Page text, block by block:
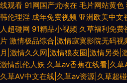
线观看 91网国产尤物在 毛片网站黄色
韩伦理淫 成年免费视频 亚洲欧美中文
人超碰网 91精品小视频 久草福利免费
片 激情极品综合|激情寂寞影院无码
月|激情久久网|激情狼友圈|激情另类|
激情乱伦人妖 久草av香蕉在线看|久草
久草AV中文在线|久草av资源|久草超